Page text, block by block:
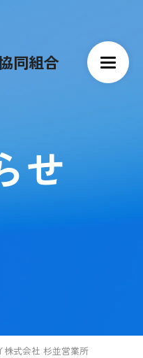
同組合
せ
株式会社 杉並営業所